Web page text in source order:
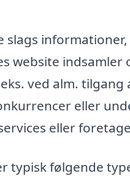
slags
website
ved alm.
eller
eller
typisk følgende